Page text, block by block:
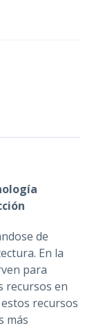
de
En la
para
recursos en
recursos
más